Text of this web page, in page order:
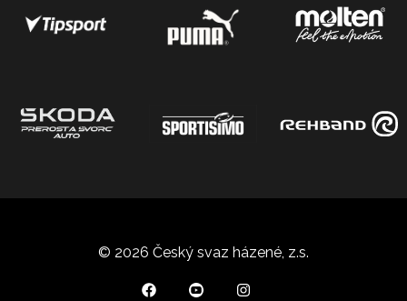
© 2026 Český svaz házené, z.s.